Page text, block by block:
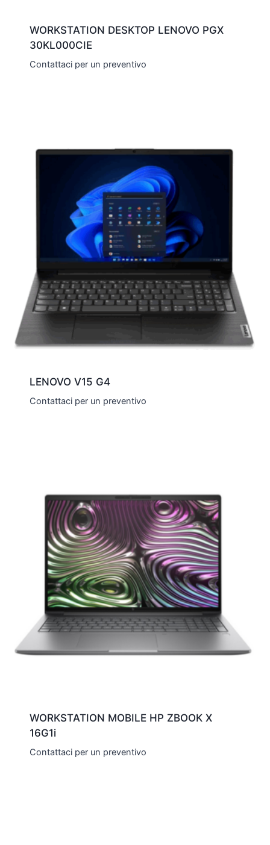
WORKSTATION DESKTOP LENOVO PGX
30KL000CIE
Contattaci per un preventivo
LENOVO V15 G4
Contattaci per un preventivo
WORKSTATION MOBILE HP ZBOOK X
16G1i
Contattaci per un preventivo